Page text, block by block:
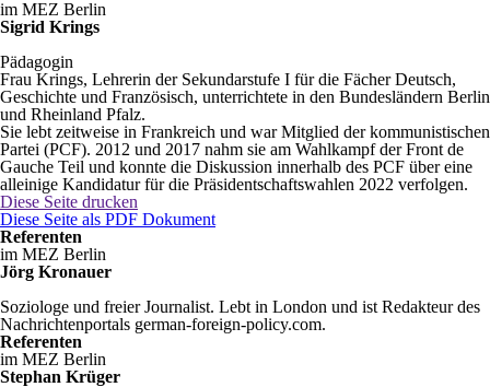
im MEZ Berlin
Sigrid Krings
Pädagogin
Frau Krings, Lehrerin der Sekundarstufe I für die Fächer Deutsch,
Geschichte und Französisch, unterrichtete in den Bundesländern Berlin
und Rheinland Pfalz.
Sie lebt zeitweise in Frankreich und war Mitglied der kommunistischen
Partei (PCF). 2012 und 2017 nahm sie am Wahlkampf der Front de
Gauche Teil und konnte die Diskussion innerhalb des PCF über eine
alleinige Kandidatur für die Präsidentschaftswahlen 2022 verfolgen.
Diese Seite drucken
Diese Seite als PDF Dokument
Referenten
im MEZ Berlin
Jörg Kronauer
Soziologe und freier Journalist. Lebt in London und ist Redakteur des
Nachrichtenportals german-foreign-policy.com.
Referenten
im MEZ Berlin
Stephan Krüger